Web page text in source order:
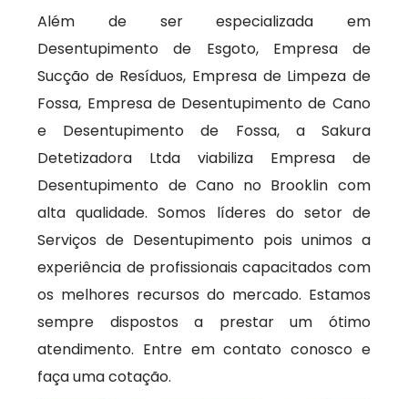
Além de ser especializada em
Desentupimento de Esgoto, Empresa de
Sucção de Resíduos, Empresa de Limpeza de
Fossa, Empresa de Desentupimento de Cano
e Desentupimento de Fossa, a Sakura
Detetizadora Ltda viabiliza Empresa de
Desentupimento de Cano no Brooklin com
alta qualidade. Somos líderes do setor de
Serviços de Desentupimento pois unimos a
experiência de profissionais capacitados com
os melhores recursos do mercado. Estamos
sempre dispostos a prestar um ótimo
atendimento. Entre em contato conosco e
faça uma cotação.